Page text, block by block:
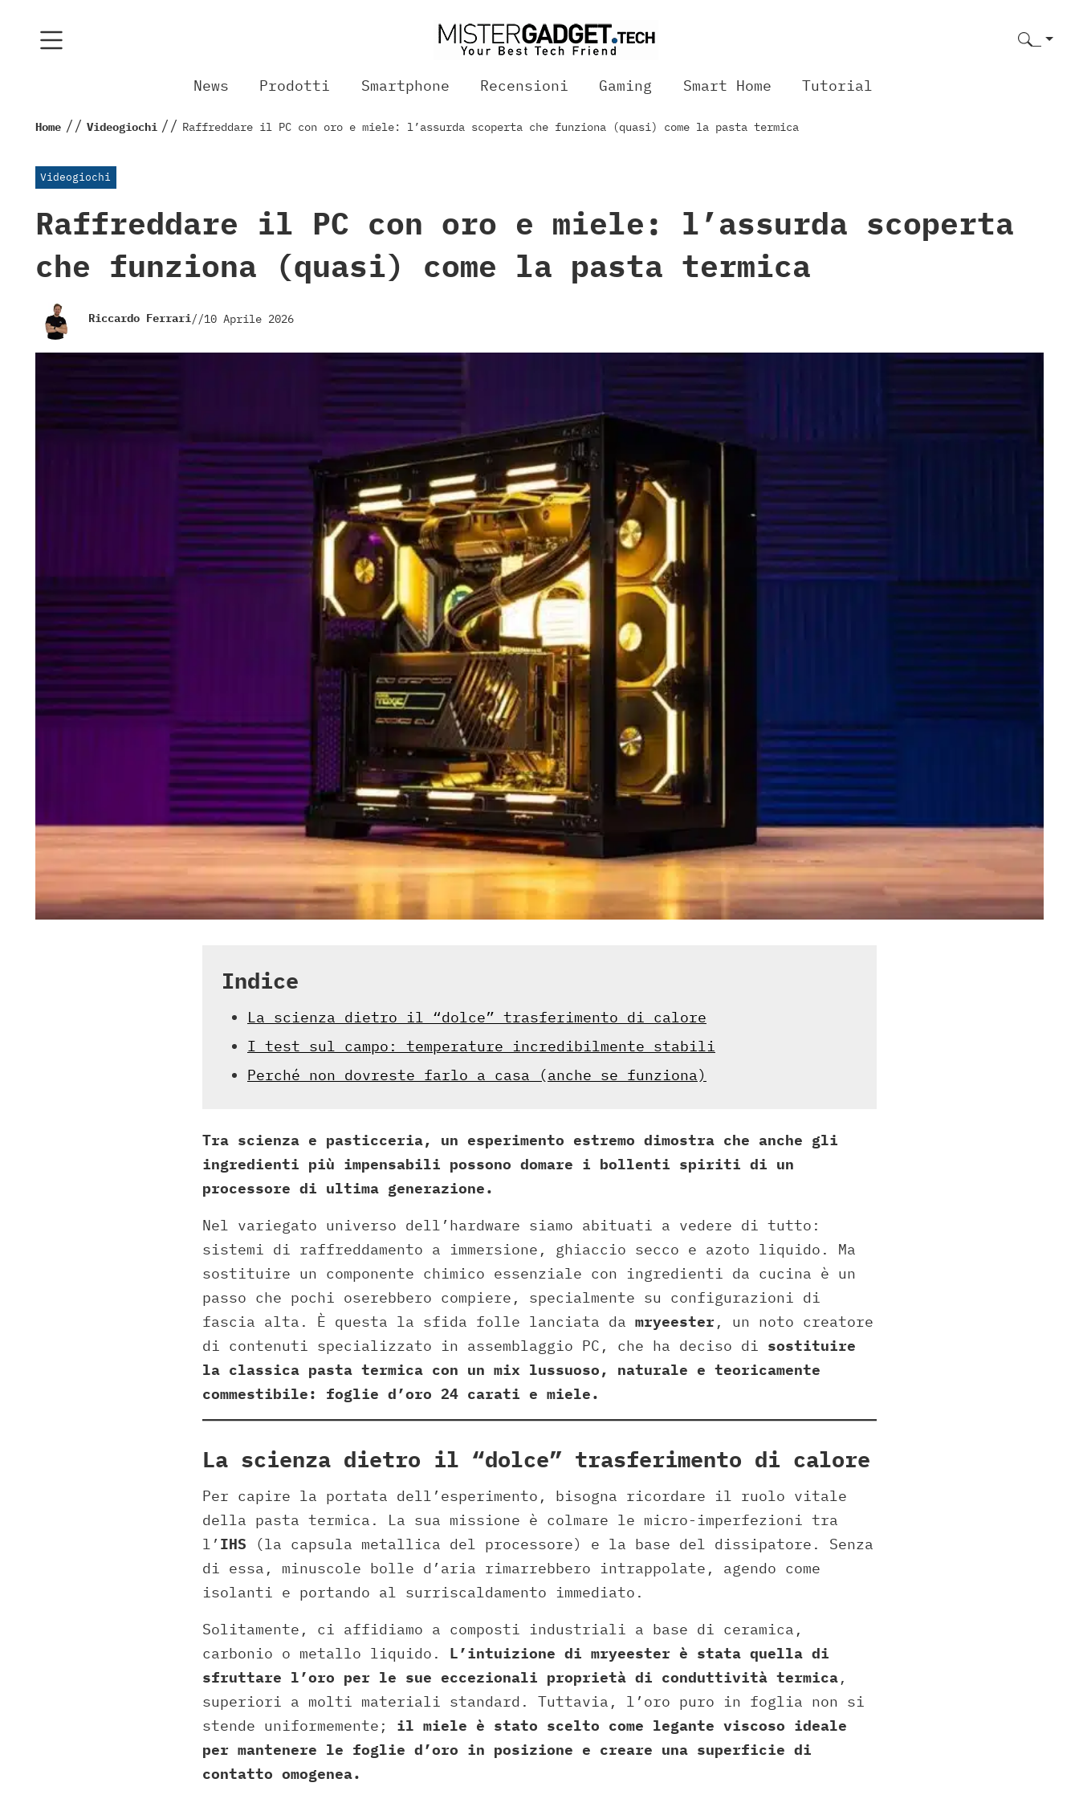
News Prodotti Smartphone Recensioni Gaming Smart Home Tutorial
Home // Videogiochi // Raffreddare il PC con oro e miele: l’assurda scoperta che funziona (quasi) come la pasta termica
Videogiochi
Raffreddare il PC con oro e miele: l’assurda scoperta
che funziona (quasi) come la pasta termica
Riccardo Ferrari//10 Aprile 2026
Indice
La scienza dietro il “dolce” trasferimento di calore
I test sul campo: temperature incredibilmente stabili
Perché non dovreste farlo a casa (anche se funziona)
Tra scienza e pasticceria, un esperimento estremo dimostra che anche gli
ingredienti più impensabili possono domare i bollenti spiriti di un
processore di ultima generazione.
Nel variegato universo dell’hardware siamo abituati a vedere di tutto:
sistemi di raffreddamento a immersione, ghiaccio secco e azoto liquido. Ma
sostituire un componente chimico essenziale con ingredienti da cucina è un
passo che pochi oserebbero compiere, specialmente su configurazioni di
fascia alta. È questa la sfida folle lanciata da mryeester , un noto creatore
di contenuti specializzato in assemblaggio PC, che ha deciso di sostituire
la classica pasta termica con un mix lussuoso, naturale e teoricamente
commestibile: foglie d’oro 24 carati e miele.
La scienza dietro il “dolce” trasferimento di calore
Per capire la portata dell’esperimento, bisogna ricordare il ruolo vitale
della pasta termica. La sua missione è colmare le micro-imperfezioni tra
l’ IHS (la capsula metallica del processore) e la base del dissipatore. Senza
di essa, minuscole bolle d’aria rimarrebbero intrappolate, agendo come
isolanti e portando al surriscaldamento immediato.
Solitamente, ci affidiamo a composti industriali a base di ceramica,
carbonio o metallo liquido. L’intuizione di mryeester è stata quella di
sfruttare l’oro per le sue eccezionali proprietà di conduttività termica,
superiori a molti materiali standard. Tuttavia, l’oro puro in foglia non si
stende uniformemente; il miele è stato scelto come legante viscoso ideale
per mantenere le foglie d’oro in posizione e creare una superficie di
contatto omogenea.